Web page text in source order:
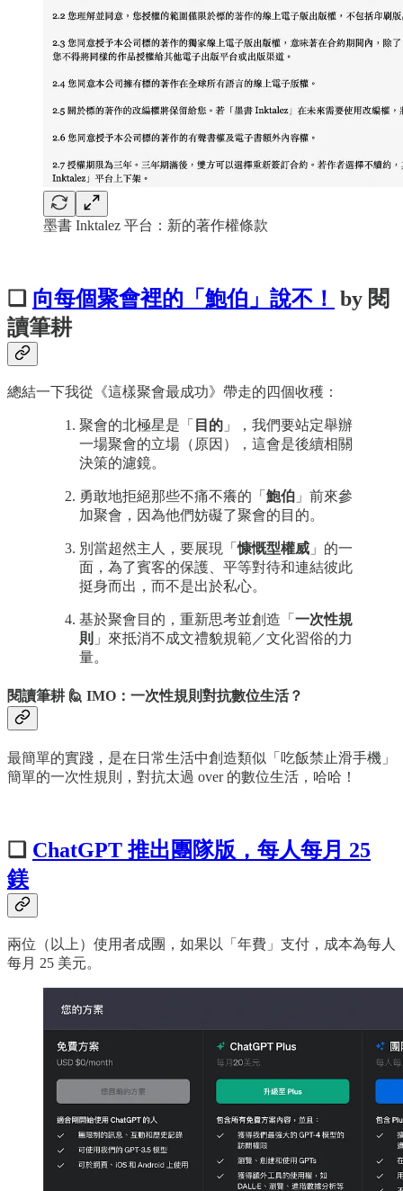
墨書 Inktalez 平台：新的著作權條款
❏ 向每個聚會裡的「鮑伯」說不！ by 閱
讀筆耕
總結一下我從《這樣聚會最成功》帶走的四個收穫：
聚會的北極星是「 目的 」，我們要站定舉辦
一場聚會的立場（原因），這會是後續相關
決策的濾鏡。
勇敢地拒絕那些不痛不癢的「 鮑伯 」前來參
加聚會，因為他們妨礙了聚會的目的。
別當超然主人，要展現「慷慨型權威 」的一
面，為了賓客的保護、平等對待和連結彼此
挺身而出，而不是出於私心。
基於聚會目的，重新思考並創造「 一次性規
則 」來抵消不成文禮貌規範／文化習俗的力
量。
閱讀筆耕 🙋 IMO：一次性規則對抗數位生活？
最簡單的實踐，是在日常生活中創造類似「吃飯禁止滑手機」
簡單的一次性規則，對抗太過 over 的數位生活，哈哈！
❏ ChatGPT 推出團隊版，每人每月 25
鎂
兩位（以上）使用者成團，如果以「年費」支付，成本為每人
每月 25 美元。